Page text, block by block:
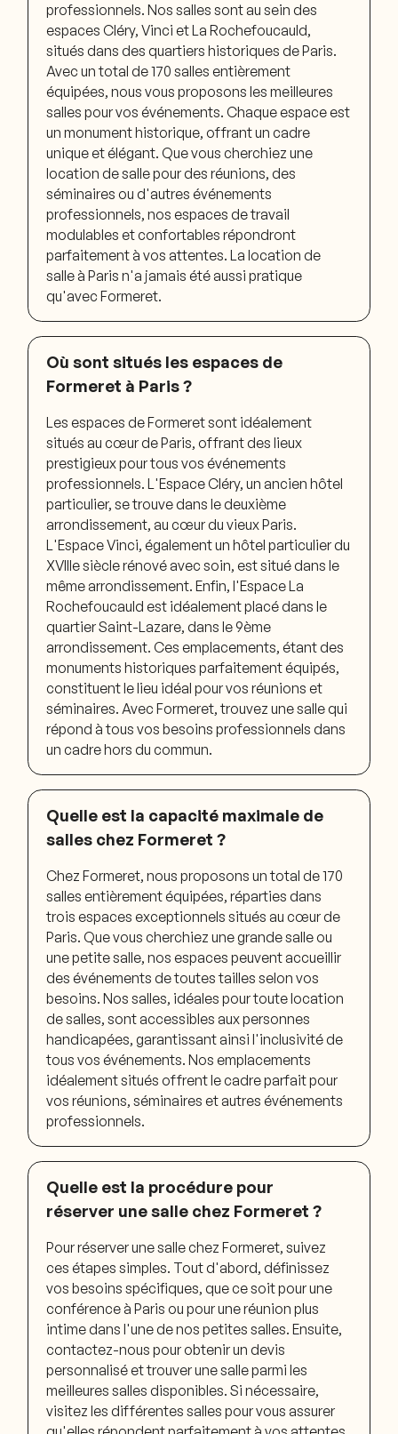
service de qualité et sur mesure.
Découvrir nos services
professionnels. Nos salles sont au sein des
espaces Cléry, Vinci et La Rochefoucauld,
situés dans des quartiers historiques de Paris.
Avec un total de 170 salles entièrement
équipées, nous vous proposons les meilleures
salles pour vos événements. Chaque espace est
un monument historique, offrant un cadre
unique et élégant. Que vous cherchiez une
location de salle pour des réunions, des
séminaires ou d'autres événements
professionnels, nos espaces de travail
modulables et confortables répondront
parfaitement à vos attentes. La location de
salle à Paris n'a jamais été aussi pratique
qu'avec Formeret.
Où sont situés les espaces de
Formeret à Paris ?
Les espaces de Formeret sont idéalement
situés au cœur de Paris, offrant des lieux
prestigieux pour tous vos événements
professionnels. L'Espace Cléry, un ancien hôtel
particulier, se trouve dans le deuxième
arrondissement, au cœur du vieux Paris.
L'Espace Vinci, également un hôtel particulier du
XVIIIe siècle rénové avec soin, est situé dans le
même arrondissement. Enfin, l'Espace La
Rochefoucauld est idéalement placé dans le
quartier Saint-Lazare, dans le 9ème
arrondissement. Ces emplacements, étant des
monuments historiques parfaitement équipés,
constituent le lieu idéal pour vos réunions et
séminaires. Avec Formeret, trouvez une salle qui
répond à tous vos besoins professionnels dans
un cadre hors du commun.
Quelle est la capacité maximale de
salles chez Formeret ?
Chez Formeret, nous proposons un total de 170
salles entièrement équipées, réparties dans
trois espaces exceptionnels situés au cœur de
Paris. Que vous cherchiez une grande salle ou
une petite salle, nos espaces peuvent accueillir
des événements de toutes tailles selon vos
besoins. Nos salles, idéales pour toute location
de salles, sont accessibles aux personnes
handicapées, garantissant ainsi l'inclusivité de
tous vos événements. Nos emplacements
idéalement situés offrent le cadre parfait pour
vos réunions, séminaires et autres événements
professionnels.
Quelle est la procédure pour
réserver une salle chez Formeret ?
Pour réserver une salle chez Formeret, suivez
ces étapes simples. Tout d'abord, définissez
vos besoins spécifiques, que ce soit pour une
conférence à Paris ou pour une réunion plus
intime dans l'une de nos petites salles. Ensuite,
contactez-nous pour obtenir un devis
personnalisé et trouver une salle parmi les
meilleures salles disponibles. Si nécessaire,
visitez les différentes salles pour vous assurer